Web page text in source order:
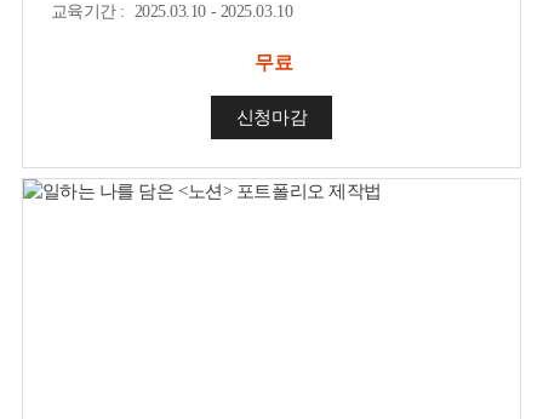
교육기간: 2025.03.10 - 2025.03.10
무료
신청마감